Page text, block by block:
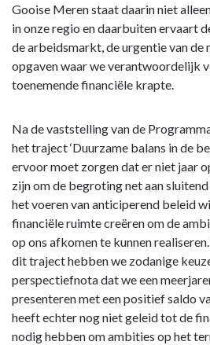
Gooise Meren staat daarin niet
in onze regio en daarbuiten ervaart
de arbeidsmarkt, de urgentie van de
opgaven waar we verantwoordelijk
toenemende financiële krapte.
Na de vaststelling van de
het traject ‘Duurzame balans in de
ervoor moet zorgen dat er niet jaar
zijn om de begroting net aan
het voeren van anticiperend beleid
financiële ruimte creëren om de
op ons afkomen te kunnen
dit traject hebben we zodanige
perspectiefnota dat we een
presenteren met een positief saldo
heeft echter nog niet geleid tot de
nodig hebben om ambities op het